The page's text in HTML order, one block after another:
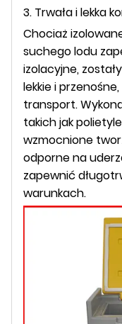
3. Trwała i lekka
Chociaż
suchego lodu
izolacyjne,
lekkie i
transport.
takich jak
wzmocnione
odporne na
zapewnić
warunkach.